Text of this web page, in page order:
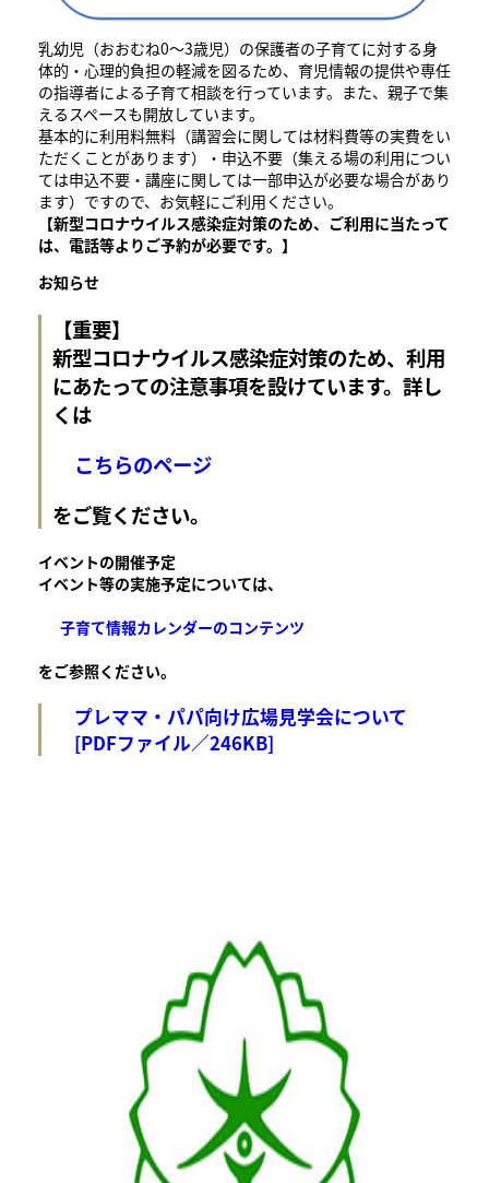
乳幼児（おおむね0～3歳児）の保護者の子育てに対する身
体的・心理的負担の軽減を図るため、育児情報の提供や専任
の指導者による子育て相談を行っています。また、親子で集
えるスペースも開放しています。
基本的に利用料無料（講習会に関しては材料費等の実費をい
ただくことがあります）・申込不要（集える場の利用につい
ては申込不要・講座に関しては一部申込が必要な場合があり
ます）ですので、お気軽にご利用ください。
【新型コロナウイルス感染症対策のため、ご利用に当たって
は、電話等よりご予約が必要です。】
お知らせ
【重要】
新型コロナウイルス感染症対策のため、利用
にあたっての注意事項を設けています。詳し
くは
こちらのページ
をご覧ください。
イベントの開催予定
イベント等の実施予定については、
子育て情報カレンダーのコンテンツ
をご参照ください。​
プレママ・パパ向け広場見学会について
[PDFファイル／246KB]